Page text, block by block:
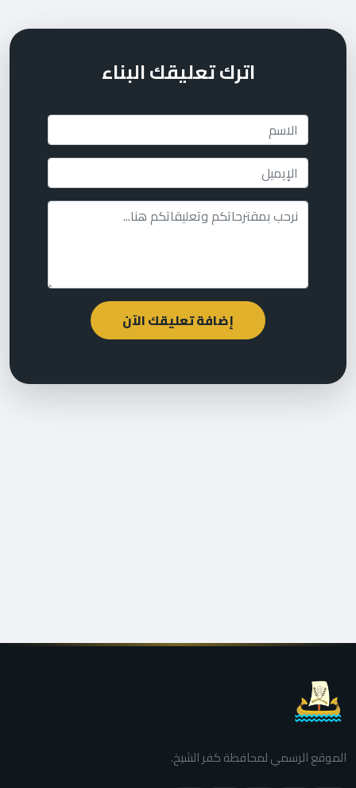
اترك تعليقك البناء
إضافة تعليقك الآن
الموقع الرسمي لمحافظة كفر الشيخ.